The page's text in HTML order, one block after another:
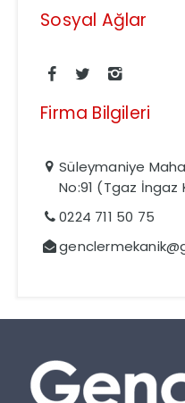
Sosyal Ağlar
Firma Bilgileri
Süleymaniye
No:91 (Tgaz İngaz
0224 711 50 75